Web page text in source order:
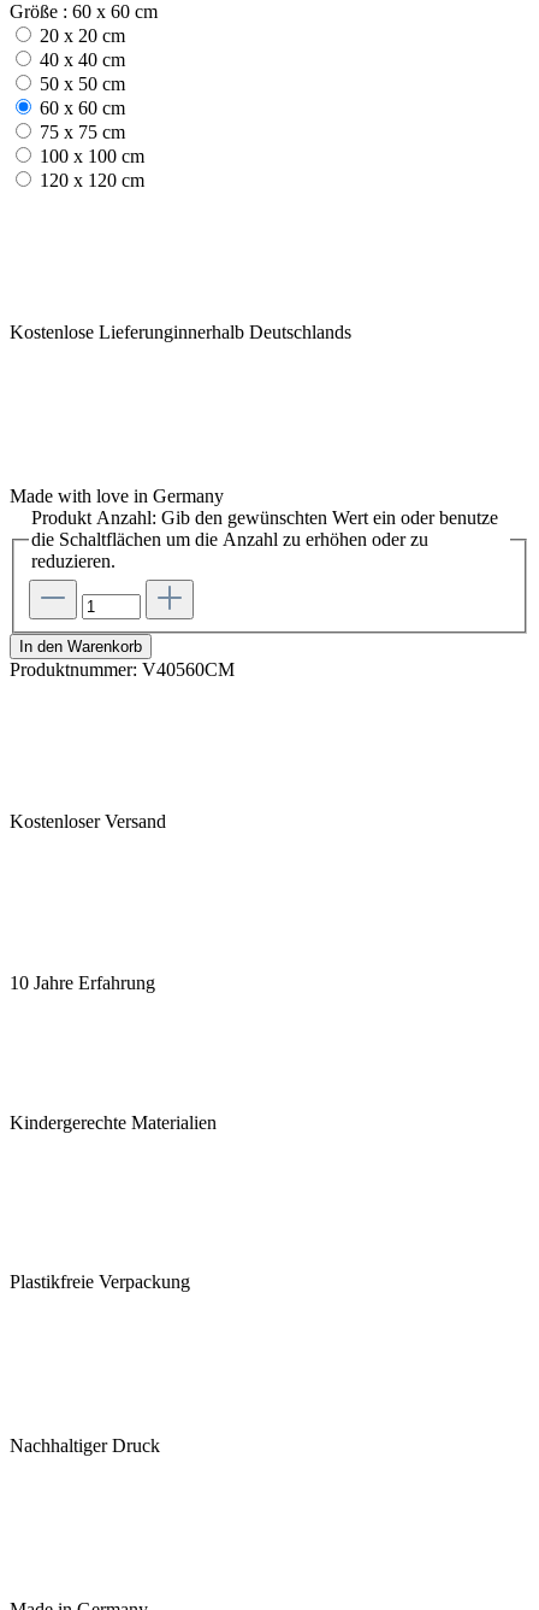
Größe : 60 x 60 cm
20 x 20 cm
40 x 40 cm
50 x 50 cm
60 x 60 cm
75 x 75 cm
100 x 100 cm
120 x 120 cm
Kostenlose Lieferunginnerhalb Deutschlands
Made with love in Germany
Produkt Anzahl: Gib den gewünschten Wert ein oder benutze
die Schaltflächen um die Anzahl zu erhöhen oder zu
reduzieren.
In den Warenkorb
Produktnummer: V40560CM
Kostenloser Versand
10 Jahre Erfahrung
Kindergerechte Materialien
Plastikfreie Verpackung
Nachhaltiger Druck